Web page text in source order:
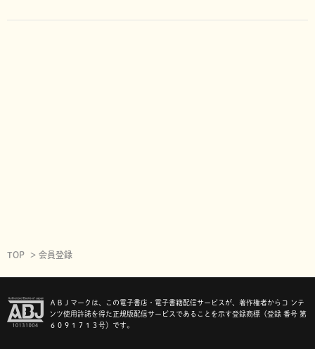
TOP 会員登録
ＡＢＪマークは、この電子書店・電子書籍配信サービスが、著作権者からコ ンテ
ンツ使用許諾を得た正規版配信サービスであることを示す登録商標（登録 番号 第
６０９１７１３号）です。